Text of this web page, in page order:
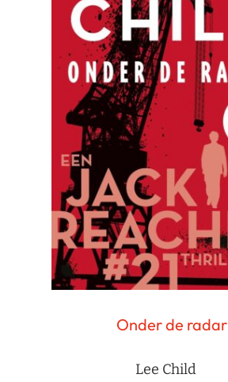
Onder de radar
Lee Child